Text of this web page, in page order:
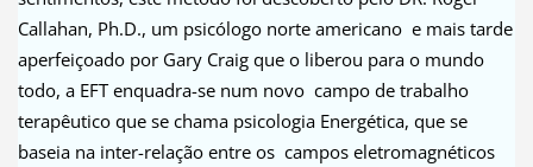
Callahan, Ph.D., um psicólogo norte americano e mais tarde
aperfeiçoado por Gary Craig que o liberou para o mundo
todo, a EFT enquadra-se num novo campo de trabalho
terapêutico que se chama psicologia Energética, que se
baseia na inter-relação entre os campos eletromagnéticos